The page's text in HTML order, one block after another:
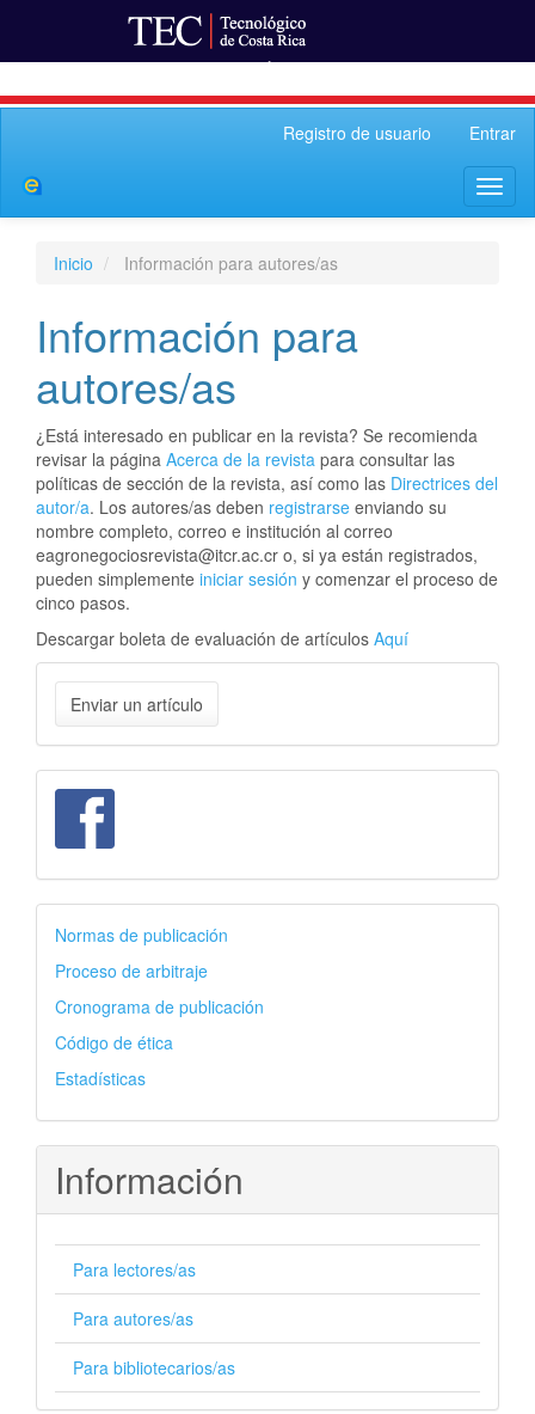
Barra
Registro de usuario Entrar
Inicio Información para autores/as
Información para
autores/as
¿Está interesado en publicar en la revista? Se recomienda
revisar la página Acerca de la revista para consultar las
políticas de sección de la revista, así como las Directrices del
autor/a. Los autores/as deben registrarse enviando su
nombre completo, correo e institución al correo
eagronegociosrevista@itcr.ac.cr o, si ya están registrados,
pueden simplemente iniciar sesión y comenzar el proceso de
cinco pasos.
Descargar boleta de evaluación de artículos Aquí
Enviar
un
artículo
Enviar un artículo
facebook
autores
Normas de publicación
Proceso de arbitraje
Cronograma de publicación
Código de ética
Estadísticas
Información
Para lectores/as
Para autores/as
Para bibliotecarios/as